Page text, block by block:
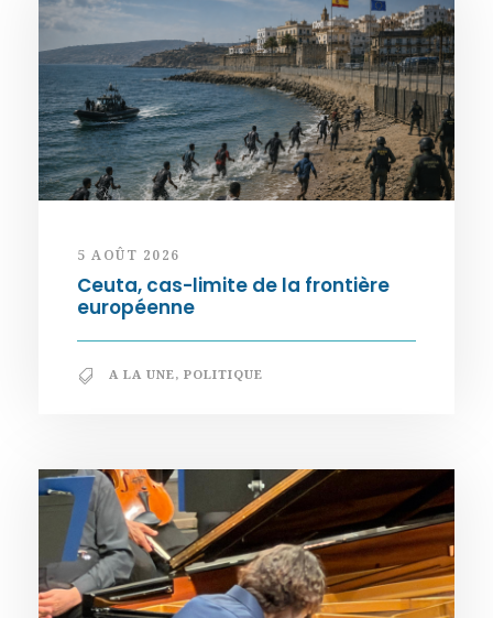
5 AOÛT 2026
Ceuta, cas-limite de la frontière
européenne
A LA UNE, POLITIQUE